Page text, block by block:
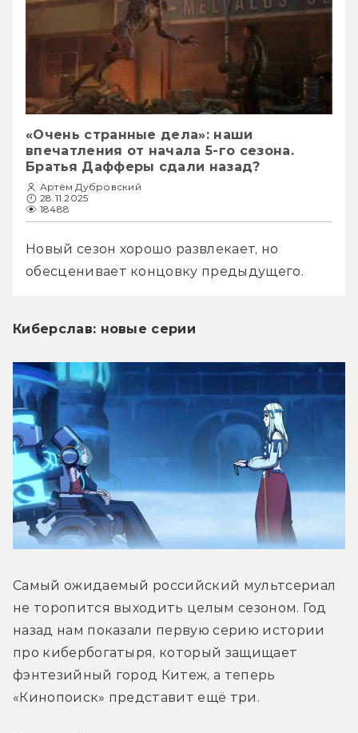
«Очень странные дела»: наши
впечатления от начала 5-го сезона.
Братья Дафферы сдали назад?
Артём Дубровский
28.11.2025
18488
Новый сезон хорошо развлекает, но
обесценивает концовку предыдущего.
Киберслав: новые серии
Самый ожидаемый российский мультсериал
не торопится выходить целым сезоном. Год
назад нам показали первую серию истории
про кибербогатыря, который защищает
фэнтезийный город Китеж, а теперь
«Кинопоиск» представит ещё три.